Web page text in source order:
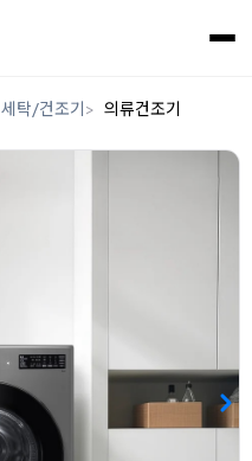
세탁/건조기 의류건조기